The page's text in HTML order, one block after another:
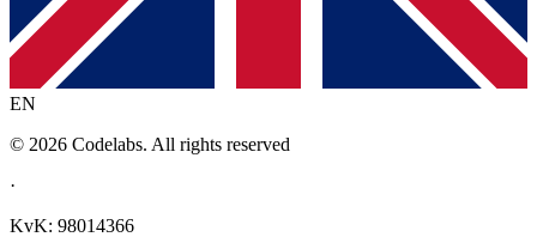
EN
© 2026 Codelabs. All rights reserved
·
KvK: 98014366